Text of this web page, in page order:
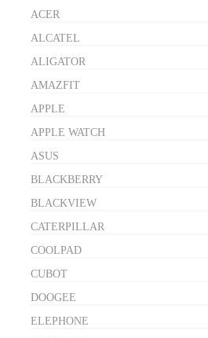
ACER
ALCATEL
ALIGATOR
AMAZFIT
APPLE
APPLE WATCH
ASUS
BLACKBERRY
BLACKVIEW
CATERPILLAR
COOLPAD
CUBOT
DOOGEE
ELEPHONE